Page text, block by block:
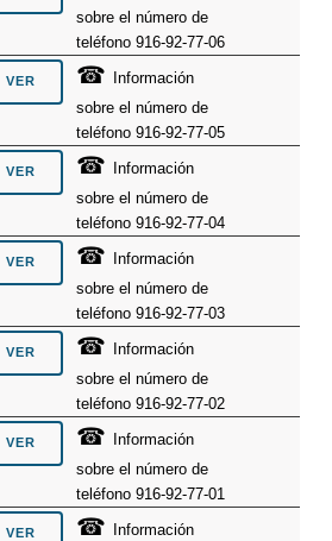
sobre el número de
teléfono 916-92-77-06
☎
Información
sobre el número de
teléfono 916-92-77-05
☎
Información
sobre el número de
teléfono 916-92-77-04
☎
Información
sobre el número de
teléfono 916-92-77-03
☎
Información
sobre el número de
teléfono 916-92-77-02
☎
Información
sobre el número de
teléfono 916-92-77-01
☎
Información